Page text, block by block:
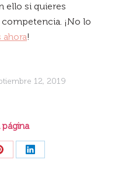
ello si quieres
¡No lo
!
12, 2019
Share